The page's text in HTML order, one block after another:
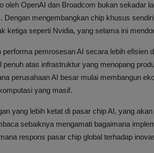
oleh OpenAI dan Broadcom bukan sekadar
mengembangkan chip khusus
ketiga seperti Nvidia, yang selama ini
pemrosesan AI secara lebih efisien
atas infrastruktur yang menopang
perusahaan AI besar mulai membangun
yang masif.
yang lebih ketat di pasar chip AI, yang
sebaiknya mengamati bagaimana
respons pasar chip global terhadap